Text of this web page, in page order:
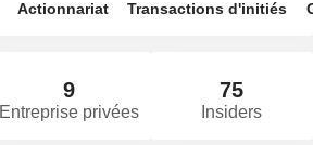
Actionnariat Transactions d'initiés
9
Entreprise privées
75
Insiders